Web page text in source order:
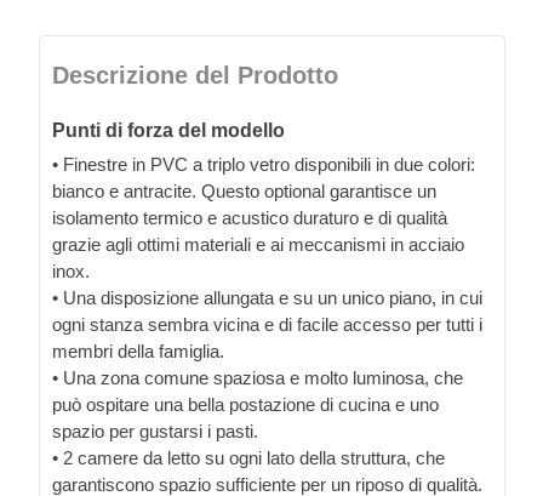
Descrizione del Prodotto
Punti di forza del modello
• Finestre in PVC a triplo vetro disponibili in due colori:
bianco e antracite. Questo optional garantisce un
isolamento termico e acustico duraturo e di qualità
grazie agli ottimi materiali e ai meccanismi in acciaio
inox.
• Una disposizione allungata e su un unico piano, in cui
ogni stanza sembra vicina e di facile accesso per tutti i
membri della famiglia.
• Una zona comune spaziosa e molto luminosa, che
può ospitare una bella postazione di cucina e uno
spazio per gustarsi i pasti.
• 2 camere da letto su ogni lato della struttura, che
garantiscono spazio sufficiente per un riposo di qualità.